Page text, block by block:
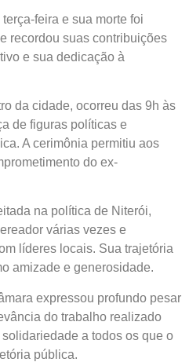
feira e sua morte foi
recordou suas contribuições
e sua dedicação à
da cidade, ocorreu das 9h às
de figuras políticas e
A cerimônia permitiu aos
do ex-
na política de Niterói,
várias vezes e
líderes locais. Sua trajetória
amizade e generosidade.
expressou profundo pesar
do trabalho realizado
a todos os que o
pública.